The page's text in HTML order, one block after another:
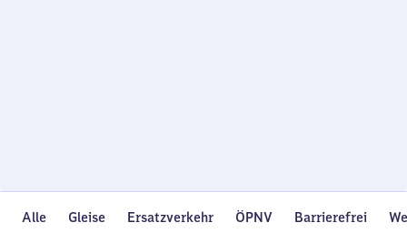
Alle Gleise Ersatzverkehr ÖPNV Barrierefrei